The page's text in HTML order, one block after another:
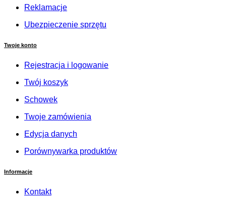
Reklamacje
Ubezpieczenie sprzętu
Twoje konto
Rejestracja i logowanie
Twój koszyk
Schowek
Twoje zamówienia
Edycja danych
Porównywarka produktów
Informacje
Kontakt